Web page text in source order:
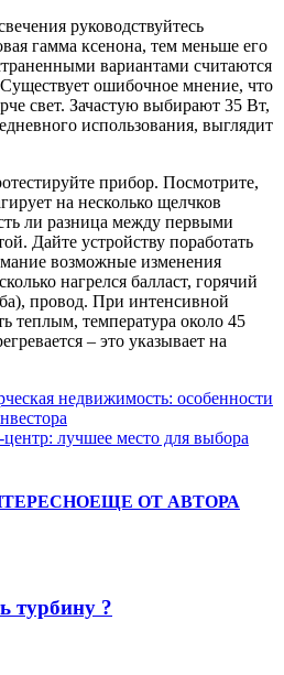
руководствуйтесь
гамма ксенона, тем меньше его
вариантами считаются
ошибочное мнение, что
свет. Зачастую выбирают 35 Вт,
использования, выглядит
прибор. Посмотрите,
на несколько щелчков
ли разница между первыми
Дайте устройству поработать
возможные изменения
нагрелся балласт, горячий
провод. При интенсивной
теплым, температура около 45
– это указывает на
недвижимость: особенности
центр: лучшее место для выбора
ЕЩЕ ОТ АВТОРА
турбину ?